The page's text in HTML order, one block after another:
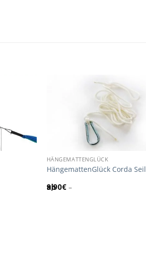
HÄNGEMATTENGLÜCK
HängemattenGlück Corda Seil
9,90€–